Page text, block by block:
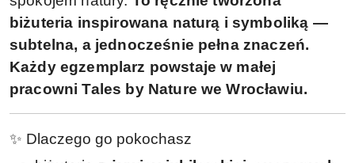
biżuteria inspirowana naturą i symboliką —
subtelna, a jednocześnie pełna znaczeń.
Każdy egzemplarz powstaje w małej
pracowni Tales by Nature we Wrocławiu.
✨ Dlaczego go pokochasz